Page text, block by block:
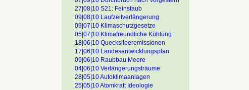
27|08|10 S21: Feinstaub
09|08|10 Laufzeitverlängerung
09|07|10 Klimaschutzgesetze
05|07|10 Klimafreundliche Kühlung
18|06|10 Quecksilberemissionen
17|06|10 Landesentwicklungsplan
09|06|10 Raubbau Meere
04|06|10 Verlängerungsträume
28|05|10 Autoklimaanlagen
25|05|10 Atomkraft Ideologie